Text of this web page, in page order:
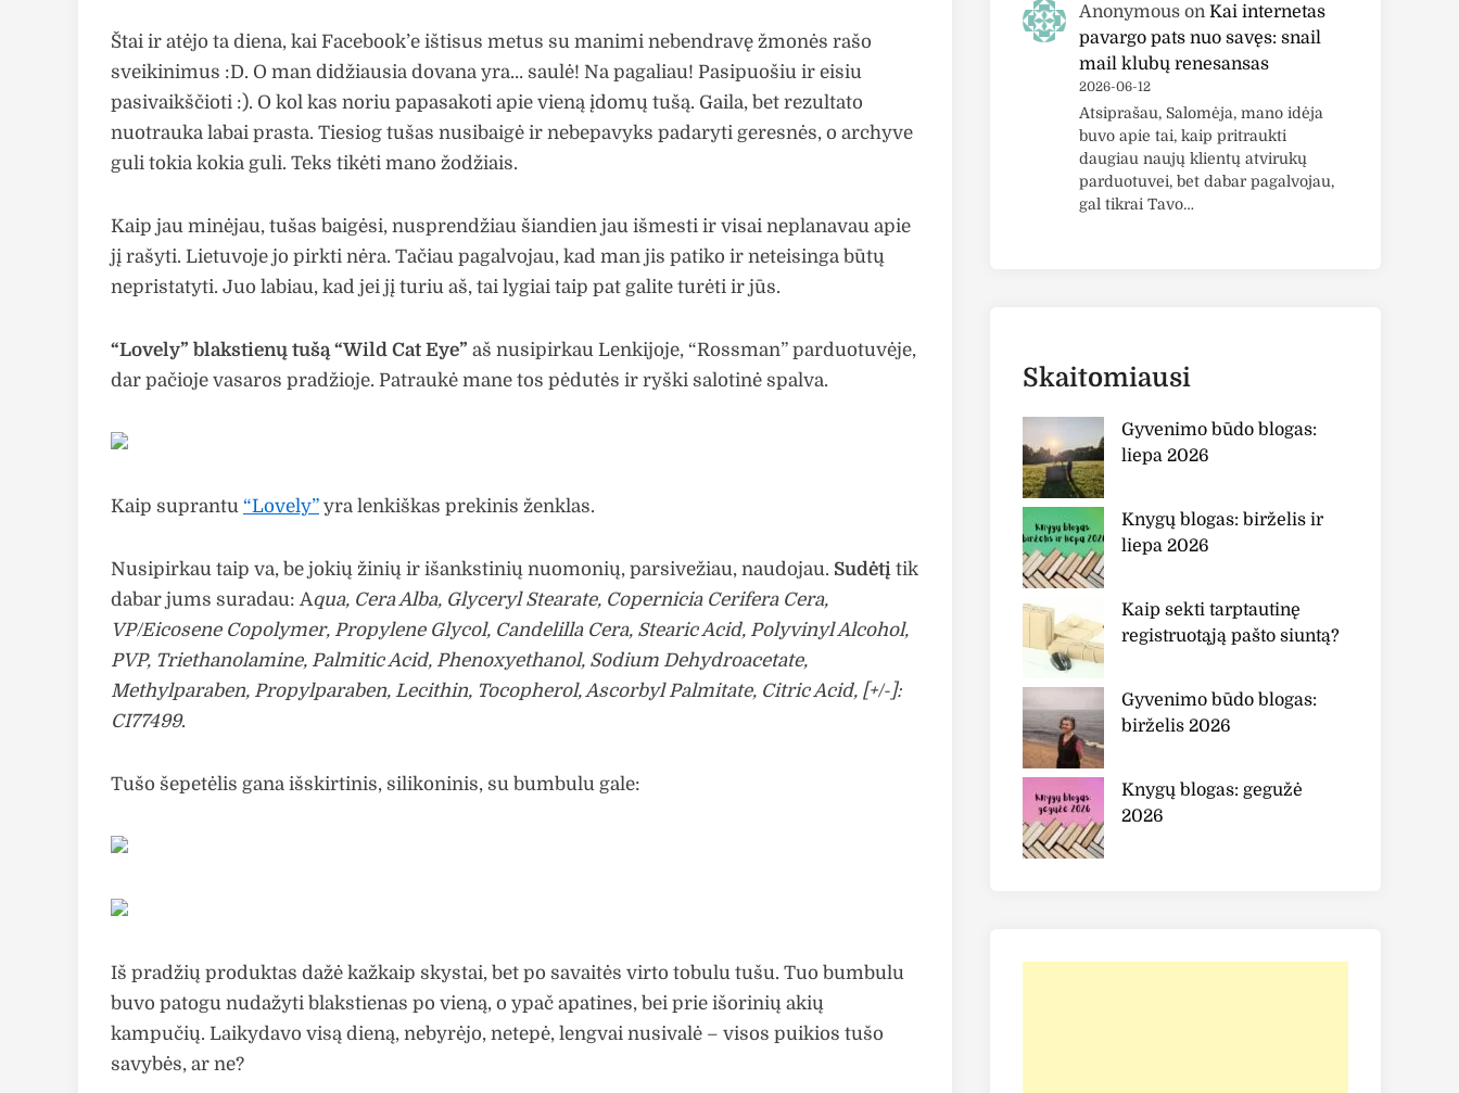
Štai ir atėjo ta diena, kai Facebook’e ištisus metus su manimi nebendravę žmonės rašo
sveikinimus :D. O man didžiausia dovana yra… saulė! Na pagaliau! Pasipuošiu ir eisiu
pasivaikščioti :). O kol kas noriu papasakoti apie vieną įdomų tušą. Gaila, bet rezultato
nuotrauka labai prasta. Tiesiog tušas nusibaigė ir nebepavyks padaryti geresnės, o archyve
guli tokia kokia guli. Teks tikėti mano žodžiais.
Kaip jau minėjau, tušas baigėsi, nusprendžiau šiandien jau išmesti ir visai neplanavau apie
jį rašyti. Lietuvoje jo pirkti nėra. Tačiau pagalvojau, kad man jis patiko ir neteisinga būtų
nepristatyti. Juo labiau, kad jei jį turiu aš, tai lygiai taip pat galite turėti ir jūs.
“Lovely” blakstienų tušą “Wild Cat Eye” aš nusipirkau Lenkijoje, “Rossman” parduotuvėje,
dar pačioje vasaros pradžioje. Patraukė mane tos pėdutės ir ryški salotinė spalva.
Kaip suprantu “Lovely” yra lenkiškas prekinis ženklas.
Nusipirkau taip va, be jokių žinių ir išankstinių nuomonių, parsivežiau, naudojau. Sudėtį tik
dabar jums suradau: Aqua, Cera Alba, Glyceryl Stearate, Copernicia Cerifera Cera,
VP/Eicosene Copolymer, Propylene Glycol, Candelilla Cera, Stearic Acid, Polyvinyl Alcohol,
PVP, Triethanolamine, Palmitic Acid, Phenoxyethanol, Sodium Dehydroacetate,
Methylparaben, Propylparaben, Lecithin, Tocopherol, Ascorbyl Palmitate, Citric Acid, [+/-]:
CI77499.
Tušo šepetėlis gana išskirtinis, silikoninis, su bumbulu gale:
Iš pradžių produktas dažė kažkaip skystai, bet po savaitės virto tobulu tušu. Tuo bumbulu
buvo patogu nudažyti blakstienas po vieną, o ypač apatines, bei prie išorinių akių
kampučių. Laikydavo visą dieną, nebyrėjo, netepė, lengvai nusivalė – visos puikios tušo
savybės, ar ne?
Anonymous on Kai internetas
pavargo pats nuo savęs: snail
mail klubų renesansas
2026-06-12
Atsiprašau, Salomėja, mano idėja
buvo apie tai, kaip pritraukti
daugiau naujų klientų atvirukų
parduotuvei, bet dabar pagalvojau,
gal tikrai Tavo…
Skaitomiausi
Gyvenimo būdo blogas:
liepa 2026
Knygų blogas: birželis ir
liepa 2026
Kaip sekti tarptautinę
registruotąją pašto siuntą?
Gyvenimo būdo blogas:
birželis 2026
Knygų blogas: gegužė
2026